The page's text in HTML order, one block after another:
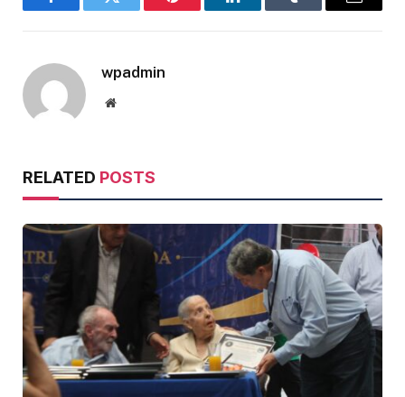
FacebookTwitter Pinterest LinkedInTumblr Email
wpadmin
Website
RELATED POSTS